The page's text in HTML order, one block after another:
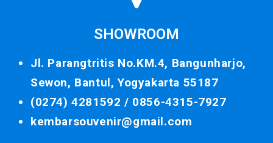
SHOWROOM
Jl. Parangtritis No.KM.4, Bangunharjo,
Sewon, Bantul, Yogyakarta 55187
(0274) 4281592 / 0856-4315-7927
kembarsouvenir@gmail.com